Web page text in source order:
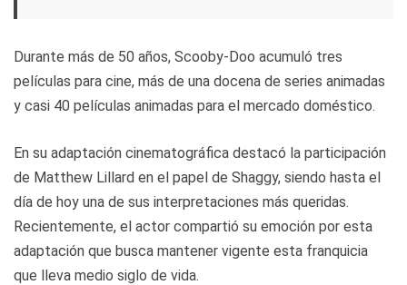
Durante más de 50 años, Scooby-Doo acumuló tres
películas para cine, más de una docena de series animadas
y casi 40 películas animadas para el mercado doméstico.
En su adaptación cinematográfica destacó la participación
de Matthew Lillard en el papel de Shaggy, siendo hasta el
día de hoy una de sus interpretaciones más queridas.
Recientemente, el actor compartió su emoción por esta
adaptación que busca mantener vigente esta franquicia
que lleva medio siglo de vida.